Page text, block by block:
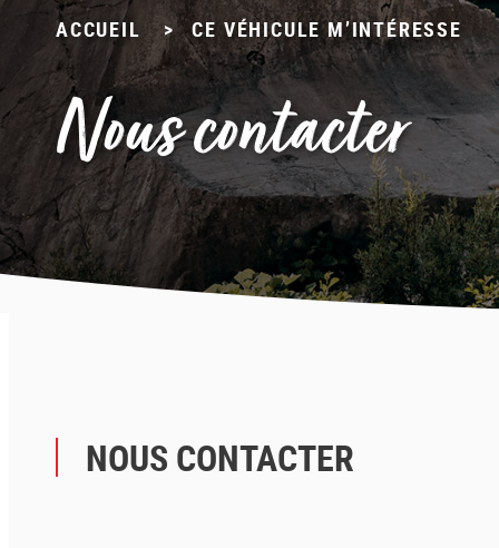
ACCUEIL > CE VÉHICULE M’INTÉRESSE
Nous contacter
NOUS CONTACTER